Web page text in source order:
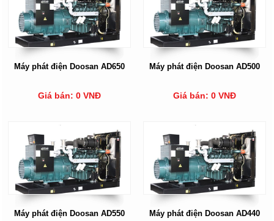
Máy phát điện Doosan AD650
Giá bán: 0 VNĐ
Máy phát điện Doosan AD500
Giá bán: 0 VNĐ
Máy phát điện Doosan AD550 Máy phát điện Doosan AD440